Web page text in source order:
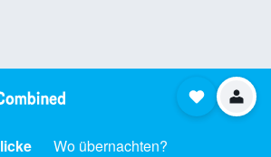
Wo übernachten?